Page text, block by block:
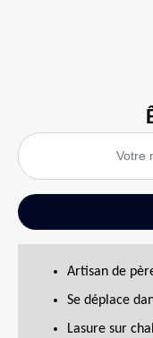
Artisan de
Se déplace
Lasure sur